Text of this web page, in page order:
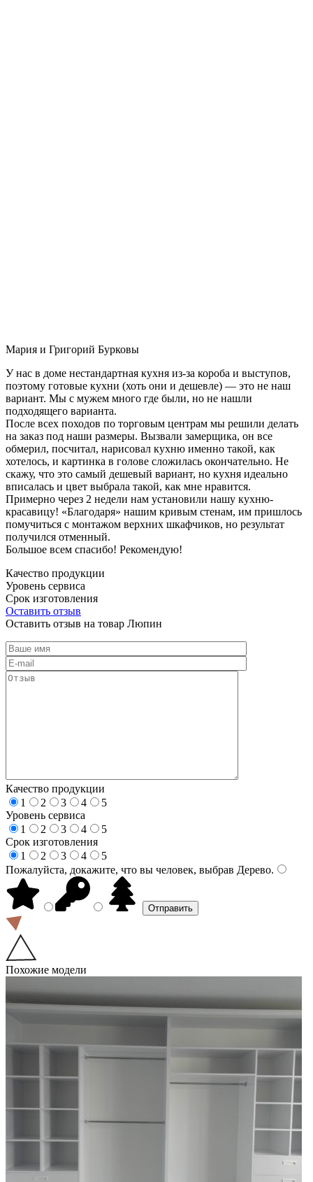
Мария и Григорий Бурковы
У нас в доме нестандартная кухня из-за короба и выступов,
поэтому готовые кухни (хоть они и дешевле) — это не наш
вариант. Мы с мужем много где были, но не нашли
подходящего варианта.
После всех походов по торговым центрам мы решили делать
на заказ под наши размеры. Вызвали замерщика, он все
обмерил, посчитал, нарисовал кухню именно такой, как
хотелось, и картинка в голове сложилась окончательно. Не
скажу, что это самый дешевый вариант, но кухня идеально
вписалась и цвет выбрала такой, как мне нравится.
Примерно через 2 недели нам установили нашу кухню-
красавицу! «Благодаря» нашим кривым стенам, им пришлось
помучиться с монтажом верхних шкафчиков, но результат
получился отменный.
Большое всем спасибо! Рекомендую!
Качество продукции
Уровень сервиса
Срок изготовления
Оставить отзыв
Оставить отзыв на товар Люпин
Качество продукции
1
2 3 4
5
Уровень сервиса
1
2 3 4
5
Срок изготовления
1
2 3 4
5
Пожалуйста, докажите, что вы человек, выбрав Дерево.
Похожие модели